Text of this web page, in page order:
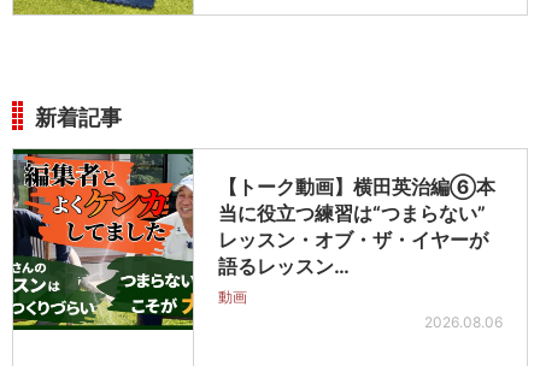
新着記事
【トーク動画】横田英治編⑥本
当に役立つ練習は“つまらない”
レッスン・オブ・ザ・イヤーが
語るレッスン…
動画
2026.08.06